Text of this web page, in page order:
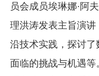
员会成员埃琳娜·阿
理洪涛发表主旨演
沿技术实践，探讨
面临的挑战与机遇